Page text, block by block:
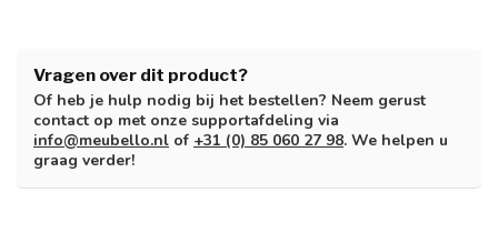
Vragen over dit product?
Of heb je hulp nodig bij het bestellen? Neem gerust
contact op met onze supportafdeling via
info@meubello.nl of +31 (0) 85 060 27 98. We helpen u
graag verder!